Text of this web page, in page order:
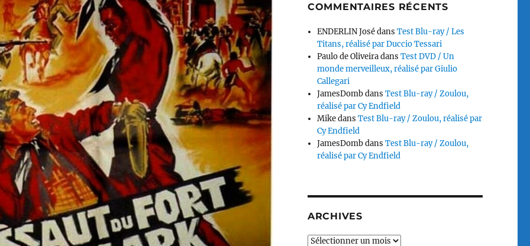
COMMENTAIRES RÉCENTS
ENDERLIN JosédansTest Blu-ray / Les
Titans, réalisé par Duccio Tessari
Paulo de OliveiradansTest DVD / Un
monde merveilleux, réalisé par Giulio
Callegari
JamesDombdansTest Blu-ray / Zoulou,
réalisé par Cy Endfield
MikedansTest Blu-ray / Zoulou, réalisé par
Cy Endfield
JamesDombdansTest Blu-ray / Zoulou,
réalisé par Cy Endfield
ARCHIVES
Archives